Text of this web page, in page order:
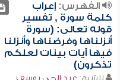
الفهرس:إعراب
كلمة سورة , تفسير
قوله تعالى: (سورة
أنزلناها وفرضناها وأنزلنا
فيها آيات بينات لعلكم
تذكرون)
للشيخ: عبد الحي يوسف